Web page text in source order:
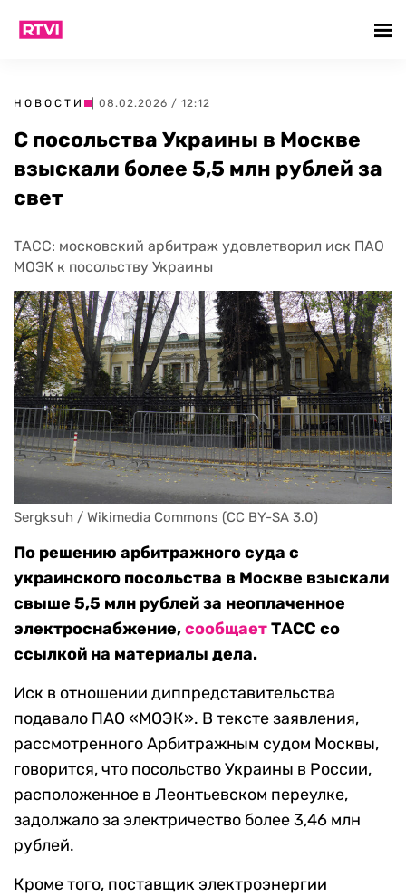
НОВОСТИ | 08.02.2026 / 12:12
С посольства Украины в Москве
взыскали более 5,5 млн рублей за
свет
ТАСС: московский арбитраж удовлетворил иск ПАО
МОЭК к посольству Украины
Sergksuh / Wikimedia Commons (CC BY-SA 3.0)
По решению арбитражного суда с
украинского посольства в Москве взыскали
свыше 5,5 млн рублей за неоплаченное
электроснабжение,сообщаетТАСС со
ссылкой на материалы дела.
Иск в отношении диппредставительства
подавало ПАО «МОЭК». В тексте заявления,
рассмотренного Арбитражным судом Москвы,
говорится, что посольство Украины в России,
расположенное в Леонтьевском переулке,
задолжало за электричество более 3,46 млн
рублей.
Кроме того, поставщик электроэнергии